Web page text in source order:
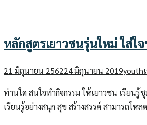
หลักสูตรเยาวชนรุ่นใหม่ ใส่ใ
21 มิถุนายน 256224 มิถุนายน 2019youth
ท่านใด สนใจทำกิจกรรม ให้เยาวชน เรียนรู้
เรียนรู้อย่างสนุก สุข สร้างสรรค์ สามารถโห